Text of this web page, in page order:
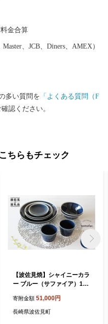
の一大産地として、全国的に
でに皆さまの食卓にも、波佐
？）窯元、棚田、温泉など、
金合算
、JCB、Diners、AMEX）
多い質問を 「よくある質問（F
認ください。
ちらもチェック
【波佐見焼】シャイニーカラ
ー ブルー（サファイア）10
【陶芸ゆたか】 [VA52]
寄附金額 51,000円
長崎県波佐見町